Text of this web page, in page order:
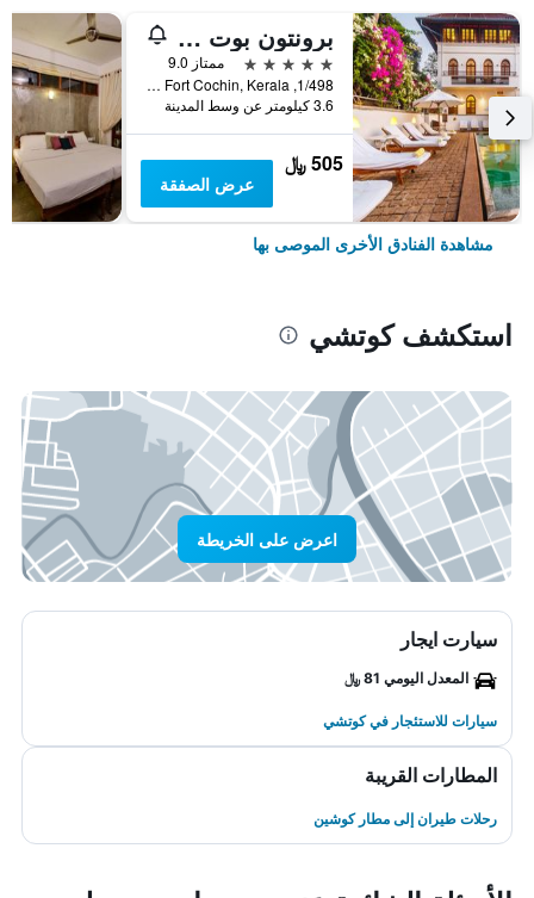
برونتون بوت يارد - سي جي آيتش إيرث
5 نجوم
ممتاز 9.0
1/498, Calvetty Road, Fort Cochin, Kerala, كوتشي, الهند
3.6 كيلومتر عن وسط المدينة
505 ﷼
عرض الصفقة
مشاهدة الفنادق الأخرى الموصى بها
استكشف كوتشي
اعرض على الخريطة
سيارت ايجار
المعدل اليومي 81 ﷼
سيارات للاستئجار في كوتشي
المطارات القريبة
رحلات طيران إلى مطار كوشين